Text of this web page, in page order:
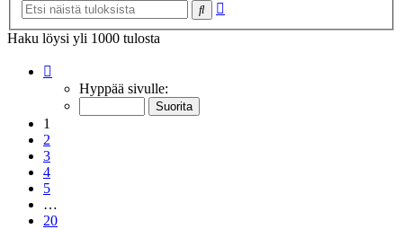
Etsi
Haku löysi yli 1000 tulosta
20 Hyppää sivulle:
1
2
3
4
5
…
20